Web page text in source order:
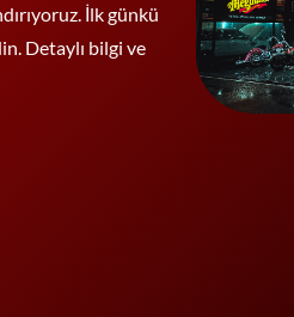
İlk günkü
Detaylı bilgi ve